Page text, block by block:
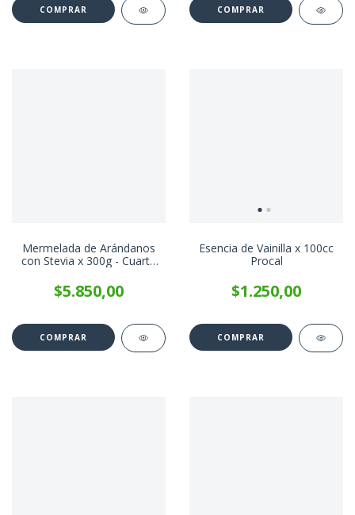
Mermelada de Arándanos
con Stevia x 300g - Cuarto
$5.850,00
Esencia de Vainilla x 100cc
Procal
$1.250,00